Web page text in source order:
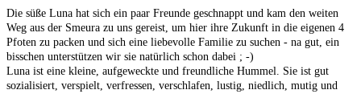
Die süße Luna hat sich ein paar Freunde geschnappt und kam den weiten
Weg aus der Smeura zu uns gereist, um hier ihre Zukunft in die eigenen 4
Pfoten zu packen und sich eine liebevolle Familie zu suchen - na gut, ein
bisschen unterstützen wir sie natürlich schon dabei ; -)
Luna ist eine kleine, aufgeweckte und freundliche Hummel. Sie ist gut
sozialisiert, verspielt, verfressen, verschlafen, lustig, niedlich, mutig und